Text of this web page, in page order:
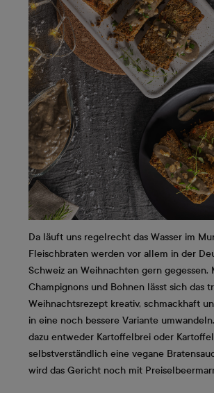
Da läuft uns regelrecht das Wasser im
Fleischbraten werden vor allem in der
Schweiz an Weihnachten gern gegessen.
Champignons und Bohnen lässt sich das
Weihnachtsrezept kreativ, schmackhaft
in eine noch bessere Variante
dazu entweder Kartoffelbrei oder
selbstverständlich eine vegane
wird das Gericht noch mit